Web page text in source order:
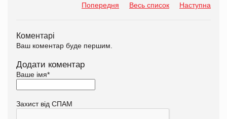
Попередня Весь список Наступна
Коментарі
Ваш коментар буде першим.
Додати коментар
Ваше імя*
Захист від СПАМ